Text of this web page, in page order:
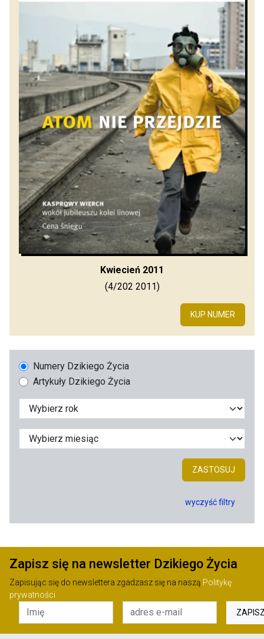
Kwiecień 2011
(4/202 2011)
KUP NUMER
Numery Dzikiego Życia
Artykuły Dzikiego Życia
ZASTOSUJ
wyczyść filtry
Zapisz się na newsletter Dzikiego Życia
Zapisując się do newslettera zgadzasz się na naszą Politykę
prywatności